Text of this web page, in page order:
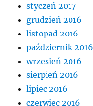
styczeń 2017
grudzień 2016
listopad 2016
październik 2016
wrzesień 2016
sierpień 2016
lipiec 2016
czerwiec 2016